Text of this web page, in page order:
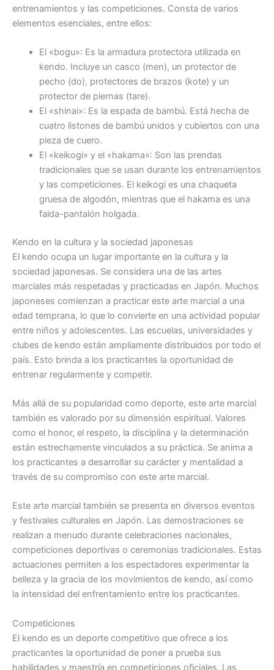
entrenamientos y las competiciones. Consta de varios
elementos esenciales, entre ellos:
El «bogu»: Es la armadura protectora utilizada en
kendo. Incluye un casco (men), un protector de
pecho (do), protectores de brazos (kote) y un
protector de piernas (tare).
El «shinai»: Es la espada de bambú. Está hecha de
cuatro listones de bambú unidos y cubiertos con una
pieza de cuero.
El «keikogi» y el «hakama»: Son las prendas
tradicionales que se usan durante los entrenamientos
y las competiciones. El keikogi es una chaqueta
gruesa de algodón, mientras que el hakama es una
falda-pantalón holgada.
Kendo en la cultura y la sociedad japonesas
El kendo ocupa un lugar importante en la cultura y la
sociedad japonesas. Se considera una de las artes
marciales más respetadas y practicadas en Japón. Muchos
japoneses comienzan a practicar este arte marcial a una
edad temprana, lo que lo convierte en una actividad popular
entre niños y adolescentes. Las escuelas, universidades y
clubes de kendo están ampliamente distribuidos por todo el
país. Esto brinda a los practicantes la oportunidad de
entrenar regularmente y competir.
Más allá de su popularidad como deporte, este arte marcial
también es valorado por su dimensión espiritual. Valores
como el honor, el respeto, la disciplina y la determinación
están estrechamente vinculados a su práctica. Se anima a
los practicantes a desarrollar su carácter y mentalidad a
través de su compromiso con este arte marcial.
Este arte marcial también se presenta en diversos eventos
y festivales culturales en Japón. Las demostraciones se
realizan a menudo durante celebraciones nacionales,
competiciones deportivas o ceremonias tradicionales. Estas
actuaciones permiten a los espectadores experimentar la
belleza y la gracia de los movimientos de kendo, así como
la intensidad del enfrentamiento entre los practicantes.
Competiciones
El kendo es un deporte competitivo que ofrece a los
practicantes la oportunidad de poner a prueba sus
habilidades y maestría en competiciones oficiales. Las